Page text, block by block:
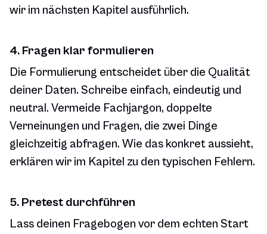
wir im nächsten Kapitel ausführlich.
4. Fragen klar formulieren
Die Formulierung entscheidet über die Qualität
deiner Daten. Schreibe einfach, eindeutig und
neutral. Vermeide Fachjargon, doppelte
Verneinungen und Fragen, die zwei Dinge
gleichzeitig abfragen. Wie das konkret aussieht,
erklären wir im Kapitel zu den typischen Fehlern.
5. Pretest durchführen
Lass deinen Fragebogen vor dem echten Start